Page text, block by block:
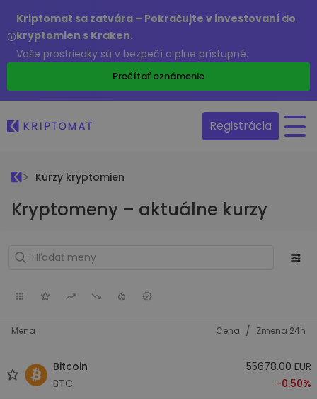
Kriptomat sa zatvára – Pokračujte v investovaní do
kryptomien s Kraken.
Vaše prostriedky sú v bezpečí a plne prístupné.
Prečítať oznámenie
Registrácia
Kurzy kryptomien
Kryptomeny – aktuálne kurzy
Mena Cena / Zmena 24h
Bitcoin
BTC
55678.00 EUR
-0.50%